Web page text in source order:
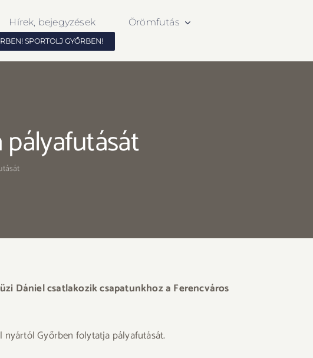
Hírek, bejegyzések Örömfutás
SPORTOLJ GYŐRBEN!
Dániel csatlakozik csapatunkhoz a Ferencváros
nyártól Győrben folytatja pályafutását.